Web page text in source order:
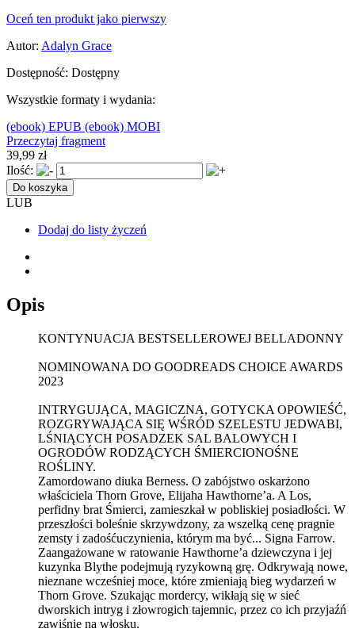
Oceń ten produkt jako pierwszy
Autor: Adalyn Grace
Dostępność: Dostępny
Wszystkie formaty i wydania:
(ebook) EPUB (ebook) MOBI
Przeczytaj fragment
39,99 zł
Ilość:
Do koszyka
LUB
Dodaj do listy życzeń
Opis
KONTYNUACJA BESTSELLEROWEJ BELLADONNY
NOMINOWANA DO GOODREADS CHOICE AWARDS
2023
INTRYGUJĄCA, MAGICZNA, GOTYCKA OPOWIEŚĆ,
ROZGRYWAJĄCA SIĘ WŚRÓD SZELESTU JEDWABI,
LŚNIĄCYCH POSADZEK SAL BALOWYCH I
OGRODÓW RODZĄCYCH ŚMIERCIONOŚNE
ROŚLINY.
Zamordowano diuka Berness. O zabójstwo oskarżono
właściciela Thorn Grove, Elijaha Hawthorne’a. A Los,
perfidny brat Śmierci, zamieszkał w pobliskiej posiadłości. W
przeszłości boleśnie skrzywdzony, za wszelką cenę pragnie
zemsty i zadośćuczynienia, którym ma być... Signa Farrow.
Zaangażowane w ratowanie Hawthorne’a dziewczyna i jej
kuzynka Blythe podejmują ryzykowną grę. Odkrywają nowe,
nieznane wcześniej moce, które zmieniają bieg wydarzeń w
Thorn Grove. Szukając mordercy, wikłają się w sieć
dworskich intryg i złowrogich tajemnic, przez co ich przyjaźń
zawiśnie na włosku.